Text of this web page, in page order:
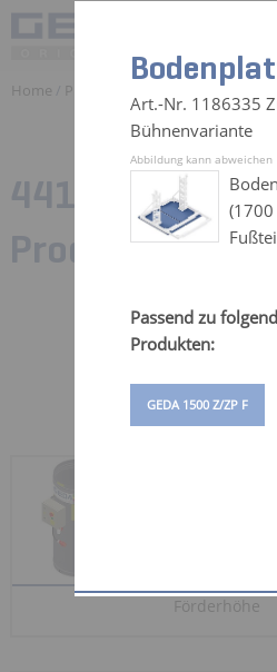
Home Produkte
Art.-Nr. 1186335
Bühnenvariante
Abbildung kann abweichen
(1700
Passend zu
Produkten:
GEDA 1500 Z/ZP F
441
Produkte
Förderhöhe